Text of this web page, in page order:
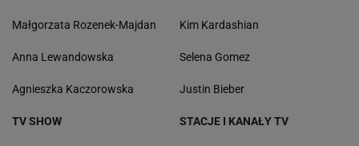
Małgorzata Rozenek-Majdan
Anna Lewandowska
Agnieszka Kaczorowska
Kim Kardashian
Selena Gomez
Justin Bieber
TV SHOW STACJE I KANAŁY TV